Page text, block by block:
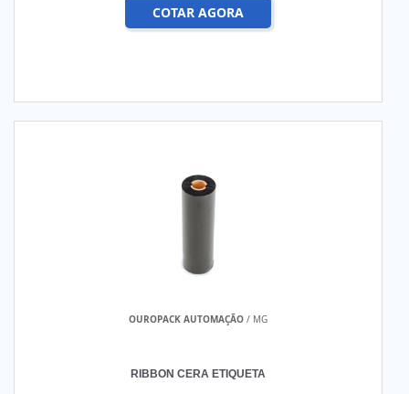
COTAR AGORA
OUROPACK AUTOMAÇÃO / MG
RIBBON CERA ETIQUETA